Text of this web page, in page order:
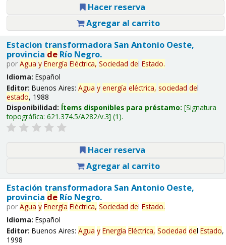
Hacer reserva
Agregar al carrito
Estacion transformadora San Antonio Oeste,
provincia deRío Negro.
por Agua y Energía Eléctrica, Sociedad del Estado.
Idioma: Español
Editor: Buenos Aires: Agua y energía eléctrica, sociedad del
estado, 1988
Disponibilidad: Ítems disponibles para préstamo: Signatura
topográfica: 621.374.5/A282/v.3 (1).
Hacer reserva
Agregar al carrito
Estación transformadora San Antonio Oeste,
provincia deRío Negro.
por Agua y Energía Eléctrica, Sociedad del Estado.
Idioma: Español
Editor: Buenos Aires: Agua y Energía Eléctrica, Sociedad del Estado,
1998